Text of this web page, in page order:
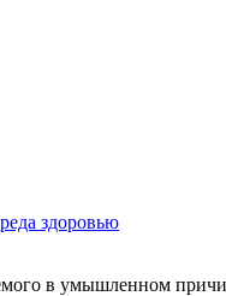
здоровью
в умышленном